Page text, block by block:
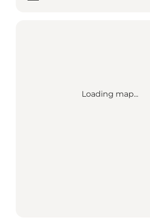
Loading map...